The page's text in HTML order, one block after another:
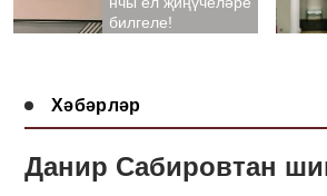
билгеле!
Хәбәрләр
Данир Сабировтан